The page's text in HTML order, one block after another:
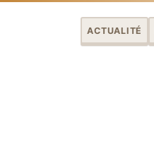
ACTUALITÉ